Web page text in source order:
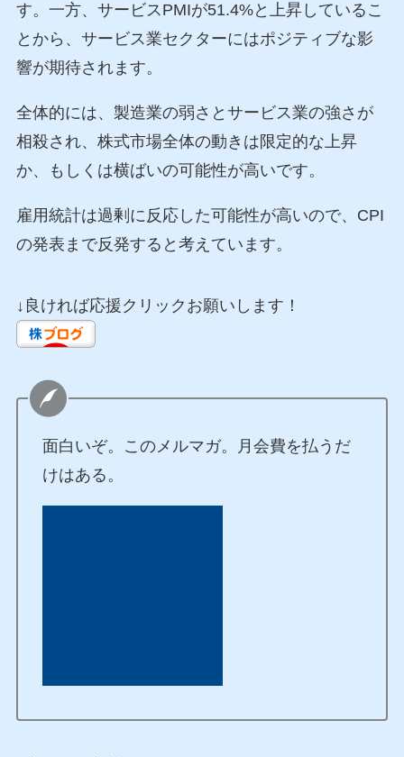
す。一方、サービスPMIが51.4%と上昇しているこ
とから、サービス業セクターにはポジティブな影
響が期待されます。
全体的には、製造業の弱さとサービス業の強さが
相殺され、株式市場全体の動きは限定的な上昇
か、もしくは横ばいの可能性が高いです。
雇用統計は過剰に反応した可能性が高いので、CPI
の発表まで反発すると考えています。
↓良ければ応援クリックお願いします！
面白いぞ。このメルマガ。月会費を払うだ
けはある。